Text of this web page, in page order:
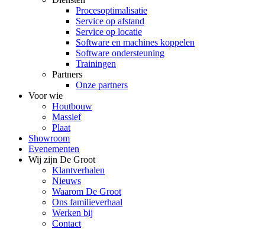
Procesoptimalisatie
Service op afstand
Service op locatie
Software en machines koppelen
Software ondersteuning
Trainingen
Partners
Onze partners
Voor wie
Houtbouw
Massief
Plaat
Showroom
Evenementen
Wij zijn De Groot
Klantverhalen
Nieuws
Waarom De Groot
Ons familieverhaal
Werken bij
Contact